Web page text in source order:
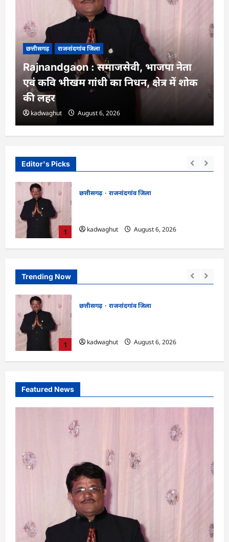
Editor's Picks
1
छत्तीसगढ़
राजनांदगांव जिला
kadwaghut
August 6, 2026
छत्तीसगढ़ राजनांदगांव जिला
Rajnandgaon : समाजसेवी, भाजपा नेता
एवं कवि भीखम गांधी का निधन, क्षेत्र में शोक
की लहर
kadwaghut August 6, 2026
Trending Now
2
छत्तीसगढ़
राजनांदगांव जिला
lokesh sharma
August 6, 2026
Featured News